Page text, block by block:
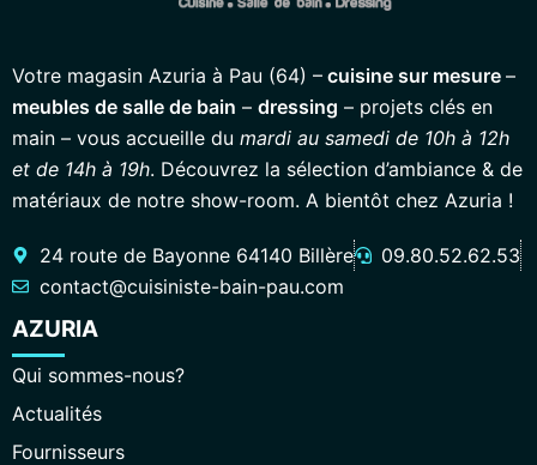
Votre magasin Azuria à Pau (64) – cuisine sur mesure –
meubles de salle de bain – dressing – projets clés en
main – vous accueille du mardi au samedi de 10h à 12h
et de 14h à 19h. Découvrez la sélection d’ambiance & de
matériaux de notre show-room. A bientôt chez Azuria !
24 route de Bayonne 64140 Billère
09.80.52.62.53
contact@cuisiniste-bain-pau.com
AZURIA
Qui sommes-nous?
Actualités
Fournisseurs